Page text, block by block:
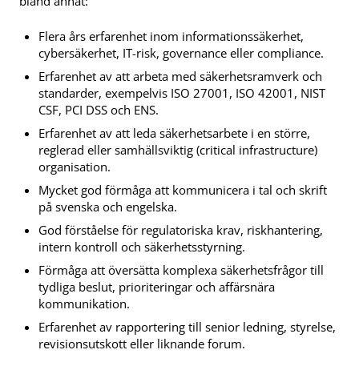
Flera års erfarenhet inom informationssäkerhet,
cybersäkerhet, IT-risk, governance eller compliance.
Erfarenhet av att arbeta med säkerhetsramverk och
standarder, exempelvis ISO 27001, ISO 42001, NIST
CSF, PCI DSS och ENS.
Erfarenhet av att leda säkerhetsarbete i en större,
reglerad eller samhällsviktig (critical infrastructure)
organisation.
Mycket god förmåga att kommunicera i tal och skrift
på svenska och engelska.
God förståelse för regulatoriska krav, riskhantering,
intern kontroll och säkerhetsstyrning.
Förmåga att översätta komplexa säkerhetsfrågor till
tydliga beslut, prioriteringar och affärsnära
kommunikation.
Erfarenhet av rapportering till senior ledning, styrelse,
revisionsutskott eller liknande forum.